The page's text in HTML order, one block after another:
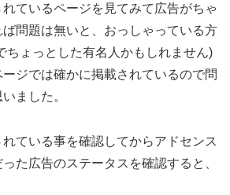
ているページを見てみて広告がちゃ
問題は無いと、おっしゃっている方
ちょっとした有名人かもしれません)
ジでは確かに掲載されているので問
ました。
ている事を確認してからアドセンス
た広告のステータスを確認すると、